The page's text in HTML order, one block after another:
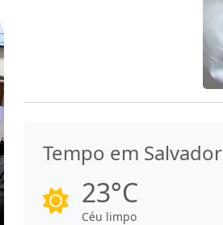
Tempo em Salvador
23°C
Céu limpo